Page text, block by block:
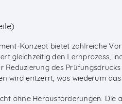
Konzept bietet zahlreiche
gleichzeitig den Lernprozess,
Reduzierung des
wird entzerrt, was wiederum
ohne Herausforderungen.